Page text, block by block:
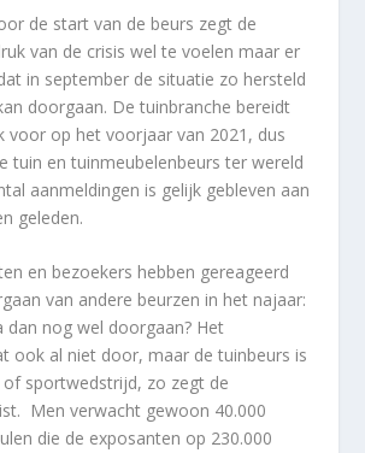
de start van de beurs zegt de
van de crisis wel te voelen maar er
in september de situatie zo hersteld
doorgaan. De tuinbranche bereidt
voor op het voorjaar van 2021, dus
tuin en tuinmeubelenbeurs ter wereld
aanmeldingen is gelijk gebleven aan
geleden.
en bezoekers hebben gereageerd
van andere beurzen in het najaar:
dan nog wel doorgaan? Het
ook al niet door, maar de tuinbeurs is
of sportwedstrijd, zo zegt de
Men verwacht gewoon 40.000
die de exposanten op 230.000